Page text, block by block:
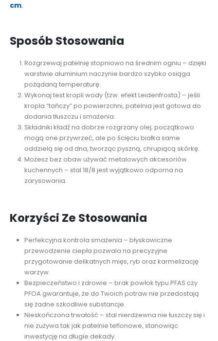
cm.
Sposób Stosowania
Rozgrzewaj patelnię stopniowo na średnim ogniu – dzięki
warstwie aluminium naczynie bardzo szybko osiąga
pożądaną temperaturę.
Wykonaj test kropli wody (tzw. efekt Leidenfrosta) – jeśli
kropla “tańczy” po powierzchni, patelnia jest gotowa do
dodania tłuszczu i smażenia.
Składniki kładź na dobrze rozgrzany olej; początkowo
mogą one przywrzeć, ale po ścięciu białka same
oddzielą się od dna, tworząc pyszną, chrupiącą skórkę.
Możesz bez obaw używać metalowych akcesoriów
kuchennych – stal 18/8 jest wyjątkowo odporna na
zarysowania.
Korzyści Ze Stosowania
Perfekcyjna kontrola smażenia – błyskawiczne
przewodzenie ciepła pozwala na precyzyjne
przygotowanie delikatnych mięs, ryb oraz karmelizację
warzyw.
Bezpieczeństwo i zdrowie – brak powłok typu PFAS czy
PFOA gwarantuje, że do Twoich potraw nie przedostają
się żadne szkodliwe substancje.
Nieskończona trwałość – stal nierdzewna nie łuszczy się i
nie zużywa tak jak patelnie teflonowe, stanowiąc
inwestycję na długie dekady.